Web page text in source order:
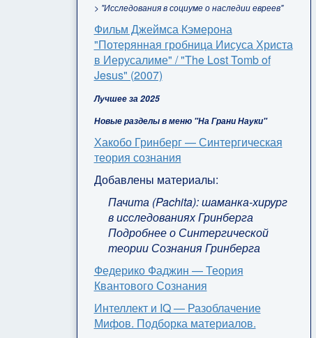
> "Исследования в социуме о наследии евреев"
Фильм Джеймса Кэмерона
"Потерянная гробница Иисуса Христа
в Иерусалиме" / "The Lost Tomb of
Jesus" (2007)
Лучшее за 2025
Новые разделы в меню "На Грани Науки"
Хакобо Гринберг — Синтергическая
теория сознания
Добавлены материалы:
Пачита (Pachita): шаманка-хирург
в исследованиях Гринберга
Подробнее о Синтергической
теории Сознания Гринберга
Федерико Фаджин — Теория
Квантового Сознания
Интеллект и IQ — Разоблачение
Мифов. Подборка материалов.